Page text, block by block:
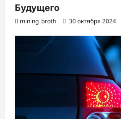
Будущего
mining_broth 30 октября 2024